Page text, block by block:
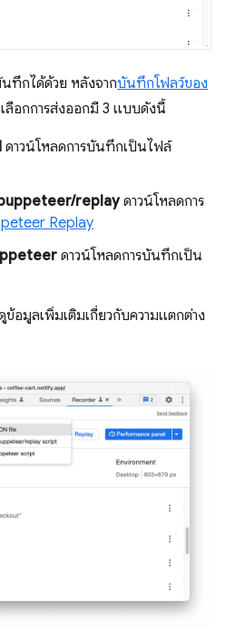
ทึกได้ด้วย หลังจากบันทึกโฟลว์ของ
ลือกการส่งออกมี 3 แบบดังนี้
ดาวน์โหลดการบันทึกเป็นไฟล์
replayดาวน์โหลดการ
Replay
ดาวน์โหลดการบันทึกเป็น
ข้อมูลเพิ่มเติมเกี่ยวกับความแตกต่าง